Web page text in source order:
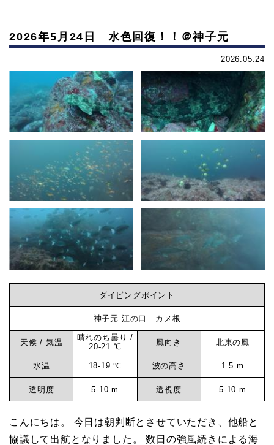
2026年5月24日 水色回復！！＠神子元
2026.05.24
ダイビングポイント
神子元 江の口 カメ根
天候 / 気温
晴れのち曇り /
20-21 ℃
風向き 北東の風
水温 18-19 ℃ 波の高さ 1.5 m
透明度 5-10 m 透視度 5-10 m
こんにちは。 今日は朝判断とさせていただき、他船と
協議して出航となりました。 数日の強風続きによる海